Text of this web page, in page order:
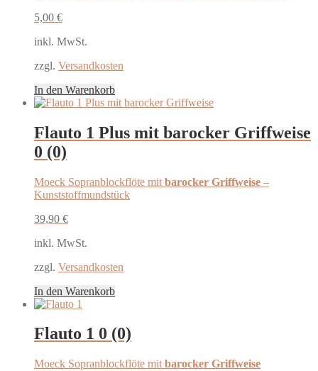
5,00 €
inkl. MwSt.
zzgl. Versandkosten
In den Warenkorb
Flauto 1 Plus mit barocker Griffweise
0 (0)
Moeck Sopranblockflöte mit barocker Griffweise –
Kunststoffmundstück
39,90 €
inkl. MwSt.
zzgl. Versandkosten
In den Warenkorb
Flauto 1 0 (0)
Moeck Sopranblockflöte mit barocker Griffweise